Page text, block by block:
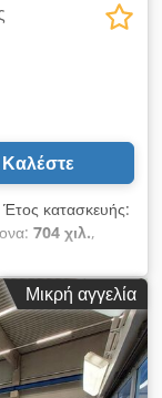
Καλέστε
Έτος κατασκευής:
704 χιλ.,
Vision
Codpfx
Αριθμός
XC-56
Μικρή αγγελία